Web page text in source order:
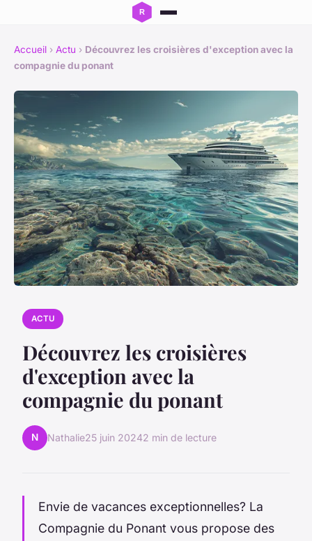
Accueil › Actu › Découvrez les croisières d'exception avec la
compagnie du ponant
ACTU
Découvrez les croisières
d'exception avec la
compagnie du ponant
N Nathalie25 juin 20242 min de lecture
Envie de vacances exceptionnelles? La
Compagnie du Ponant vous propose des